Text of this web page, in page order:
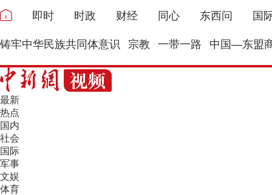
即时 时政 财经 同心 东西问 国
铸牢中华民族共同体意识 宗教 一带一路 中国—东盟
最新
热点
国内
社会
国际
军事
文娱
体育